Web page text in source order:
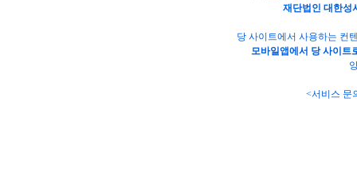
재단법인 대한성
당 사이트에서 사용하는 컨
모바일앱에서 당 사이트
<서비스 문